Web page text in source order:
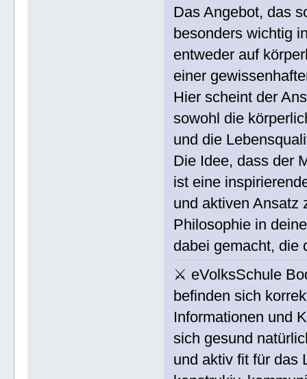
Das Angebot, das
besonders wichtig
entweder auf
einer
Hier scheint der
sowohl die
und die
Die Idee, dass der
ist eine
und aktiven Ansatz
Philosophie in
dabei gemacht, die
⚔ eVolksSchule
befinden sich
Informationen und
sich gesund
und aktiv fit für das